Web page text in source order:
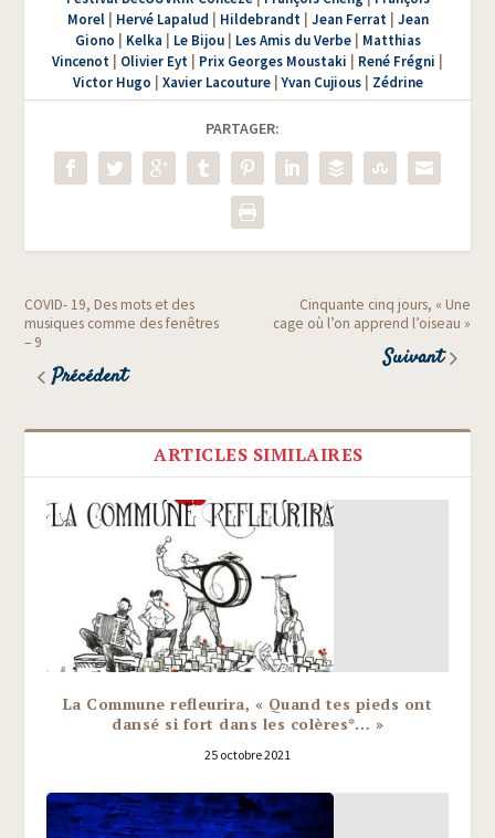
Morel| Hervé Lapalud Hildebrandt| Jean Ferrat| Jean
Giono
Kelka Le Bijou| Les Amis du Verbe| Matthias
Vincenot
Olivier Eyt Prix Georges Moustaki René Frégni
Victor Hugo
Xavier Lacouture|Yvan Cujious| Zédrine
PARTAGER:
COVID- 19, Des mots et des
musiques comme des fenêtres
– 9
Précédent
Cinquante cinq jours, « Une
cage où l’on apprend l’oiseau »
Suivant
ARTICLES SIMILAIRES
La Commune refleurira, « Quand tes pieds ont
dansé si fort dans les colères*… »
25 octobre 2021